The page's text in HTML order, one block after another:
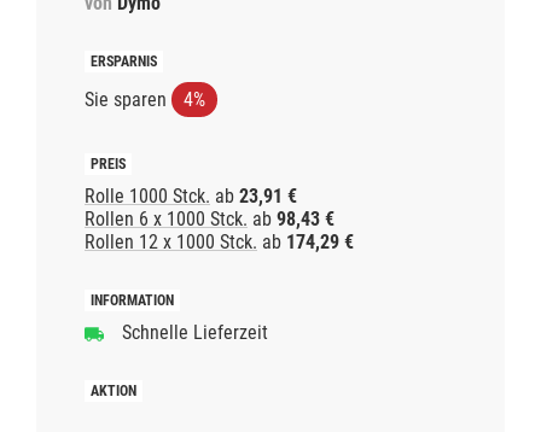
Sie sparen 4%
Rolle 1000 Stck. ab 23,91 €
Rollen 6 x 1000 Stck. ab 98,43 €
Rollen 12 x 1000 Stck. ab 174,29 €
Schnelle Lieferzeit